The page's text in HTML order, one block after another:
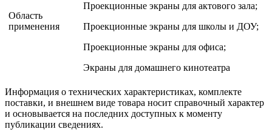
Область
применения
Проекционные экраны для актового зала;
Проекционные экраны для школы и ДОУ;
Проекционные экраны для офиса;
Экраны для домашнего кинотеатра
Информация о технических характеристиках, комплекте
поставки, и внешнем виде товара носит справочный характер
и основывается на последних доступных к моменту
публикации сведениях.